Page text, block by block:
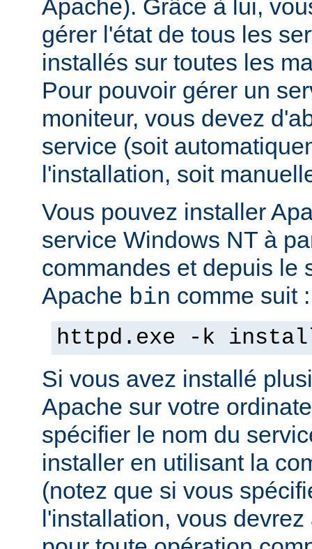
Apache). Grâce à lui,
gérer l'état de tous les
installés sur toutes les
Pour pouvoir gérer un
moniteur, vous devez
service (soit
l'installation, soit
Vous pouvez installer
service Windows NT à
commandes et depuis le
Apache bin comme suit :
httpd.exe -k
Si vous avez installé
Apache sur votre
spécifier le nom du
installer en utilisant la
(notez que si vous
l'installation, vous